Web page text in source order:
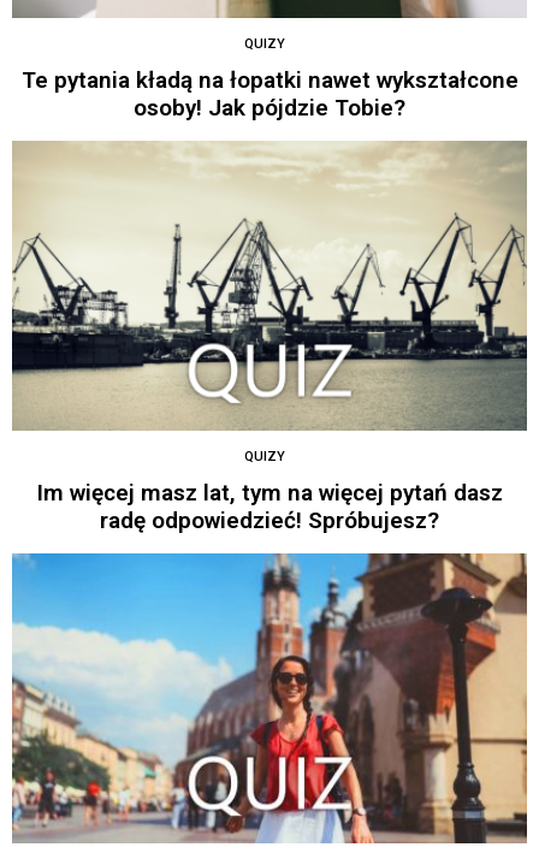
QUIZY
Te pytania kładą na łopatki nawet wykształcone
osoby! Jak pójdzie Tobie?
QUIZY
Im więcej masz lat, tym na więcej pytań dasz
radę odpowiedzieć! Spróbujesz?